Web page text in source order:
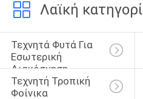
Λαϊκή
Τεχνητά Φυτά Για
Εσωτερική
Διακόσμηση
Τεχνητή Τροπική
Φοίνικα